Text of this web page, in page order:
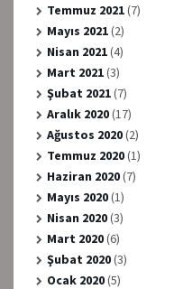
Temmuz 2021(7)
Mayıs 2021(2)
Nisan 2021(4)
Mart 2021(3)
Şubat 2021(7)
Aralık 2020(17)
Ağustos 2020(2)
Temmuz 2020(1)
Haziran 2020(7)
Mayıs 2020(1)
Nisan 2020(3)
Mart 2020(6)
Şubat 2020(3)
Ocak 2020(5)